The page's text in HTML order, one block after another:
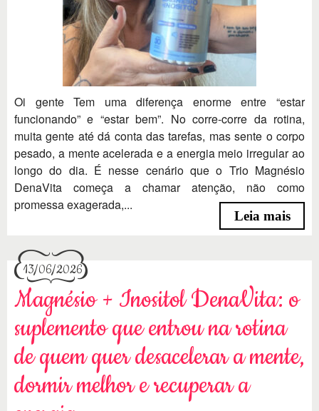
Oi gente Tem uma diferença enorme entre “estar
funcionando” e “estar bem”. No corre-corre da rotina,
muita gente até dá conta das tarefas, mas sente o corpo
pesado, a mente acelerada e a energia meio irregular ao
longo do dia. É nesse cenário que o Trio Magnésio
DenaVita começa a chamar atenção, não como
promessa exagerada,...
Leia mais
13/06/2026
Magnésio + Inositol DenaVita: o
suplemento que entrou na rotina
de quem quer desacelerar a mente,
dormir melhor e recuperar a